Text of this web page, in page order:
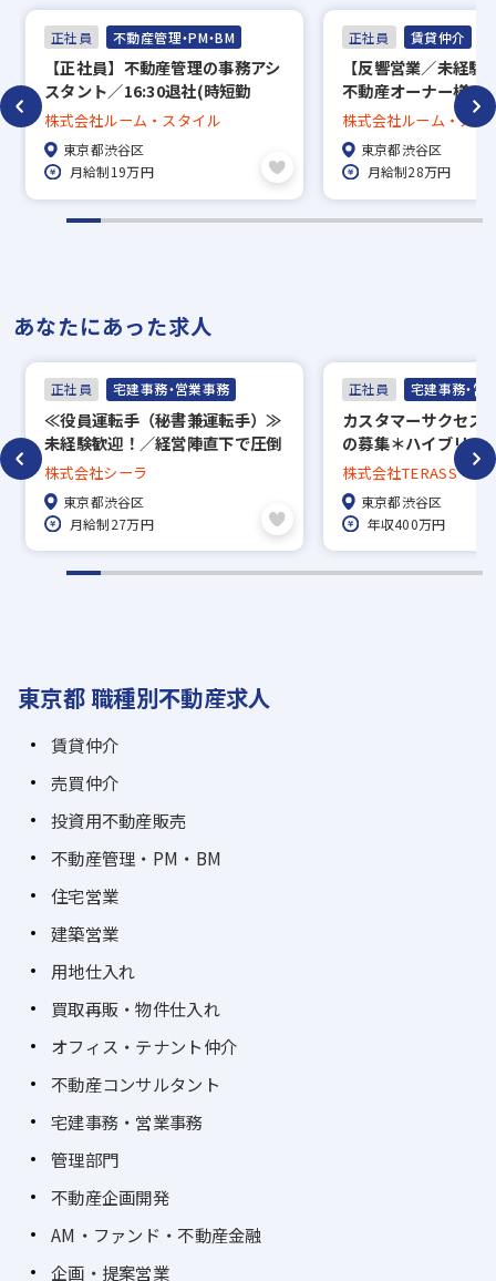
正社員 不動産管理・PM・BM
【正社員】不動産管理の事務アシ
スタント／16:30退社(時短勤
務)★残業なしでプライベート両
立応援
株式会社ルーム・スタイル
東京都渋谷区
月給制19万円
正社員 賃貸仲介
【反響営業／未経
不動産オーナー様の
窓口” インサイドセ
株式会社ルーム・スタ
東京都渋谷区
月給制28万円
あなたにあった求人
正社員 宅建事務・営業事務
≪役員運転手（秘書兼運転手）≫
未経験歓迎！／経営陣直下で圧倒
的に成長したい方の募集
株式会社シーラ
東京都渋谷区
月給制27万円
正社員 宅建事務・営
カスタマーサクセス
の募集＊ハイブリッ
の働き方を実現！
株式会社TERASS
東京都渋谷区
年収400万円
東京都 職種別不動産求人
賃貸仲介
売買仲介
投資用不動産販売
不動産管理・PM・BM
住宅営業
建築営業
用地仕入れ
買取再販・物件仕入れ
オフィス・テナント仲介
不動産コンサルタント
宅建事務・営業事務
管理部門
不動産企画開発
AM・ファンド・不動産金融
企画・提案営業